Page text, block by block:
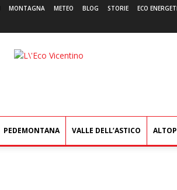
MONTAGNA METEO BLOG STORIE ECO
L'Eco
PEDEMONTANA VALLE DELL’ASTICO